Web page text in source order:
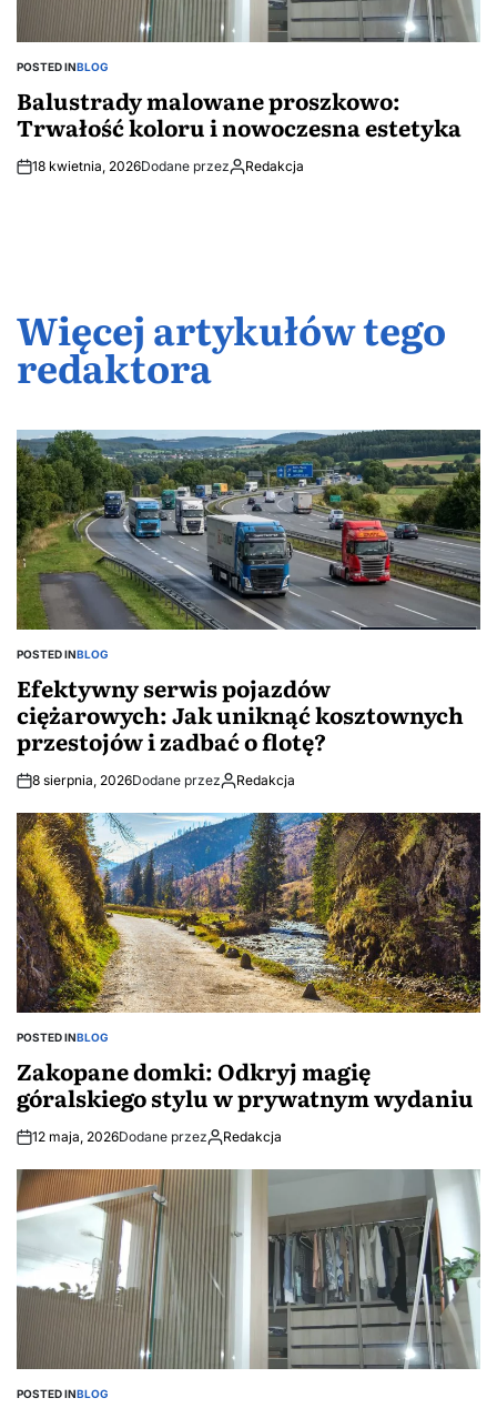
POSTED INBLOG
Balustrady malowane proszkowo:
Trwałość koloru i nowoczesna estetyka
18 kwietnia, 2026Dodane przez Redakcja
Więcej artykułów tego
redaktora
POSTED INBLOG
Efektywny serwis pojazdów
ciężarowych: Jak uniknąć kosztownych
przestojów i zadbać o flotę?
8 sierpnia, 2026Dodane przez Redakcja
POSTED INBLOG
Zakopane domki: Odkryj magię
góralskiego stylu w prywatnym wydaniu
12 maja, 2026Dodane przez Redakcja
POSTED INBLOG